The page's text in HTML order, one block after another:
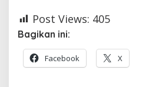
Post Views: 405
Bagikan ini:
Facebook X